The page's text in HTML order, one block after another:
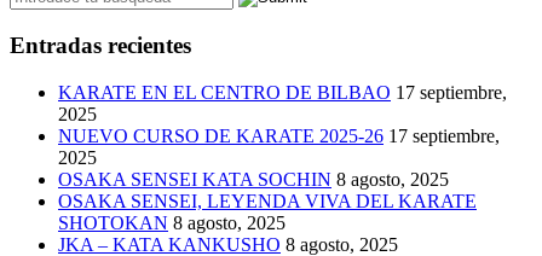
Entradas recientes
KARATE EN EL CENTRO DE BILBAO 17 septiembre,
2025
NUEVO CURSO DE KARATE 2025-26 17 septiembre,
2025
OSAKA SENSEI KATA SOCHIN 8 agosto, 2025
OSAKA SENSEI, LEYENDA VIVA DEL KARATE
SHOTOKAN 8 agosto, 2025
JKA – KATA KANKUSHO 8 agosto, 2025